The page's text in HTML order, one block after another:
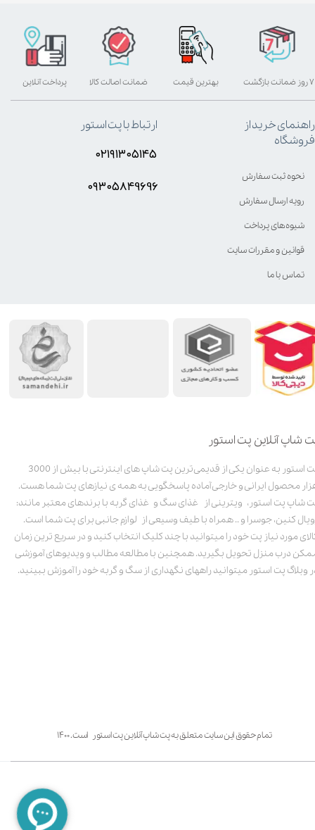
شاپ آنلاین پت استور
پت استور به عنوان یکی از قدیمی‌ترین پت شاپ های اینترنتی با بیش از 3000
محصول ایرانی و خارجی آماده پاسخگویی به همه ی نیازهای پت شما هست.
شاپ پت استور، ویترینی از غذای سگ و غذای گربه با برندهای معتبر مانند:
کنین، جوسرا و .. همراه با طیف وسیعی از لوازم جانبی برای پت شما است.
مورد نیاز پت خود را میتوانید با چند کلیک انتخاب کنید و در سریع ترین زمان
درب منزل تحویل بگیرید. همچنین با مطالعه مطالب و ویدیوهای آموزشی
وبلاگ پت استور میتوانید راههای نگهداری از سگ و گربه خود را آموزش ببینید.
تمام حقوق این سایت متعلق به پت شاپ آنلاین پت استور است. ۱۴۰۰
بهترین قیمت پرداخت آنلاین ۷ روز ضمانت بازگشت ضمانت اصالت کالا
راهنمای خرید از
فروشگاه
نحوه ثبت سفارش
رویه ارسال سفارش
شیوه‌های پرداخت
قوانین و مقررات سایت
تماس با ما
ارتباط با پت استور
۰۲۱۹۱۳۰۵۱۴۵
۰۹۳۰۵8۴9696